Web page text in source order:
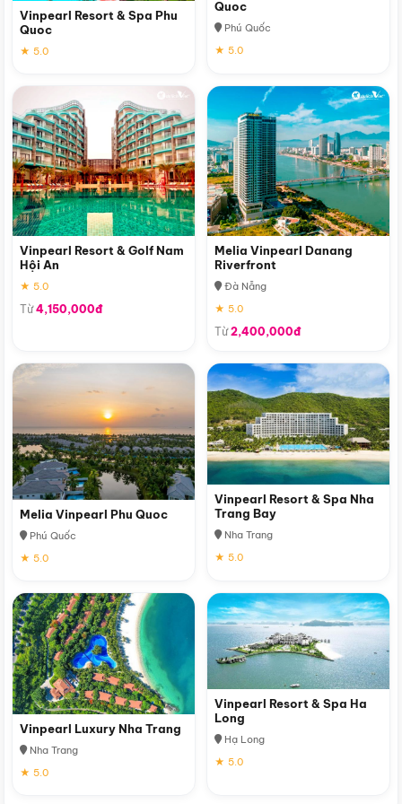
Vinpearl Resort & Spa Phu
Quoc
★ 5.0
Quoc
Phú Quốc
★ 5.0
Vinpearl Resort & Golf Nam
Hội An
★ 5.0
Từ4,150,000đ
Melia Vinpearl Danang
Riverfront
Đà Nẵng
★ 5.0
Từ2,400,000đ
Melia Vinpearl Phu Quoc
Phú Quốc
★ 5.0
Vinpearl Resort & Spa Nha
Trang Bay
Nha Trang
★ 5.0
Vinpearl Luxury Nha Trang
Nha Trang
★ 5.0
Vinpearl Resort & Spa Ha
Long
Hạ Long
★ 5.0